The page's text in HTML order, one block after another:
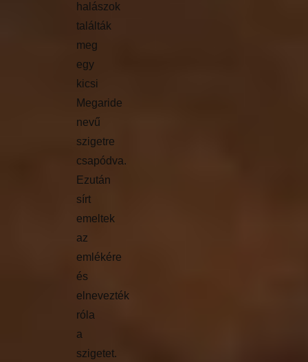
halászok
találták
meg
egy
kicsi
Megaride
nevű
szigetre
csapódva.
Ezután
sírt
emeltek
az
emlékére
és
elnevezték
róla
a
szigetet.